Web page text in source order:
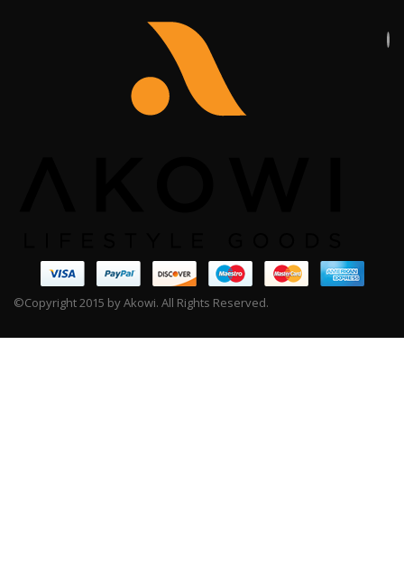
©Copyright 2015 by Akowi. All Rights Reserved.